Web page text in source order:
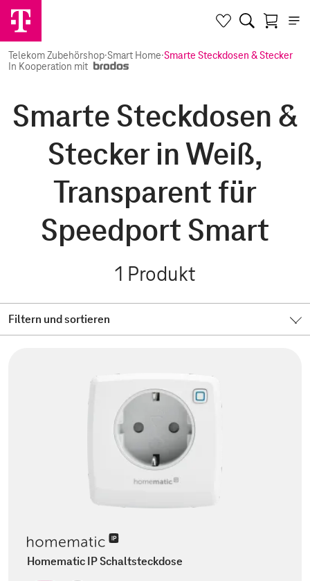
Telekom Zubehörshop·Smart Home·Smarte Steckdosen & Stecker
In Kooperation mit
Smarte Steckdosen &
Stecker in Weiß,
Transparent für
Speedport Smart
1 Produkt
Filtern und sortieren
Homematic IP Schaltsteckdose